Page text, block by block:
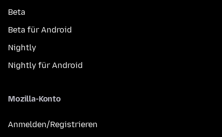
Beta
Beta für Android
Nightly
Nightly für Android
Mozilla-Konto
Anmelden/Registrieren